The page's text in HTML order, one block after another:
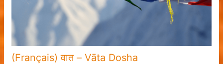
(Français) वात – Vāta Dosha